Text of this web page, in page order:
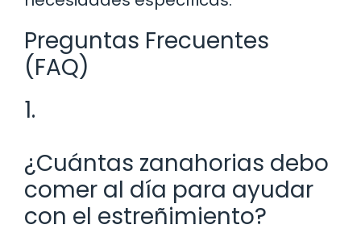
Preguntas Frecuentes
(FAQ)
1.
¿Cuántas zanahorias debo
comer al día para ayudar
con el estreñimiento?